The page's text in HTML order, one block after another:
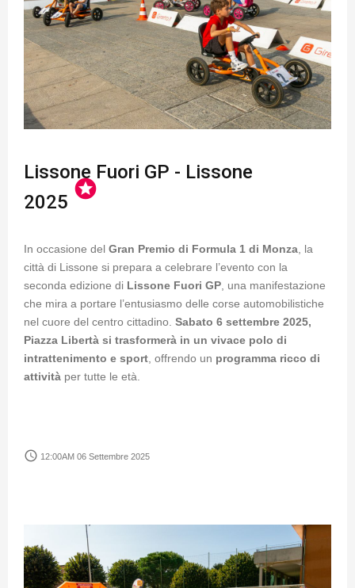
Lissone Fuori GP - Lissone
2025
stars
In occasione del Gran Premio di Formula 1 di Monza , la
città di Lissone si prepara a celebrare l’evento con la
seconda edizione di Lissone Fuori GP , una manifestazione
che mira a portare l’entusiasmo delle corse automobilistiche
nel cuore del centro cittadino. Sabato 6 settembre 2025,
Piazza Libertà si trasformerà in un vivace polo di
intrattenimento e sport , offrendo un programma ricco di
attività per tutte le età.
access_time 12:00AM 06 Settembre 2025